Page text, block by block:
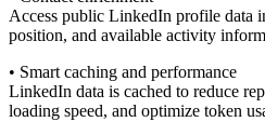
Access public LinkedIn profile data
position, and available activity
• Smart caching and performance
LinkedIn data is cached to reduce
loading speed, and optimize token